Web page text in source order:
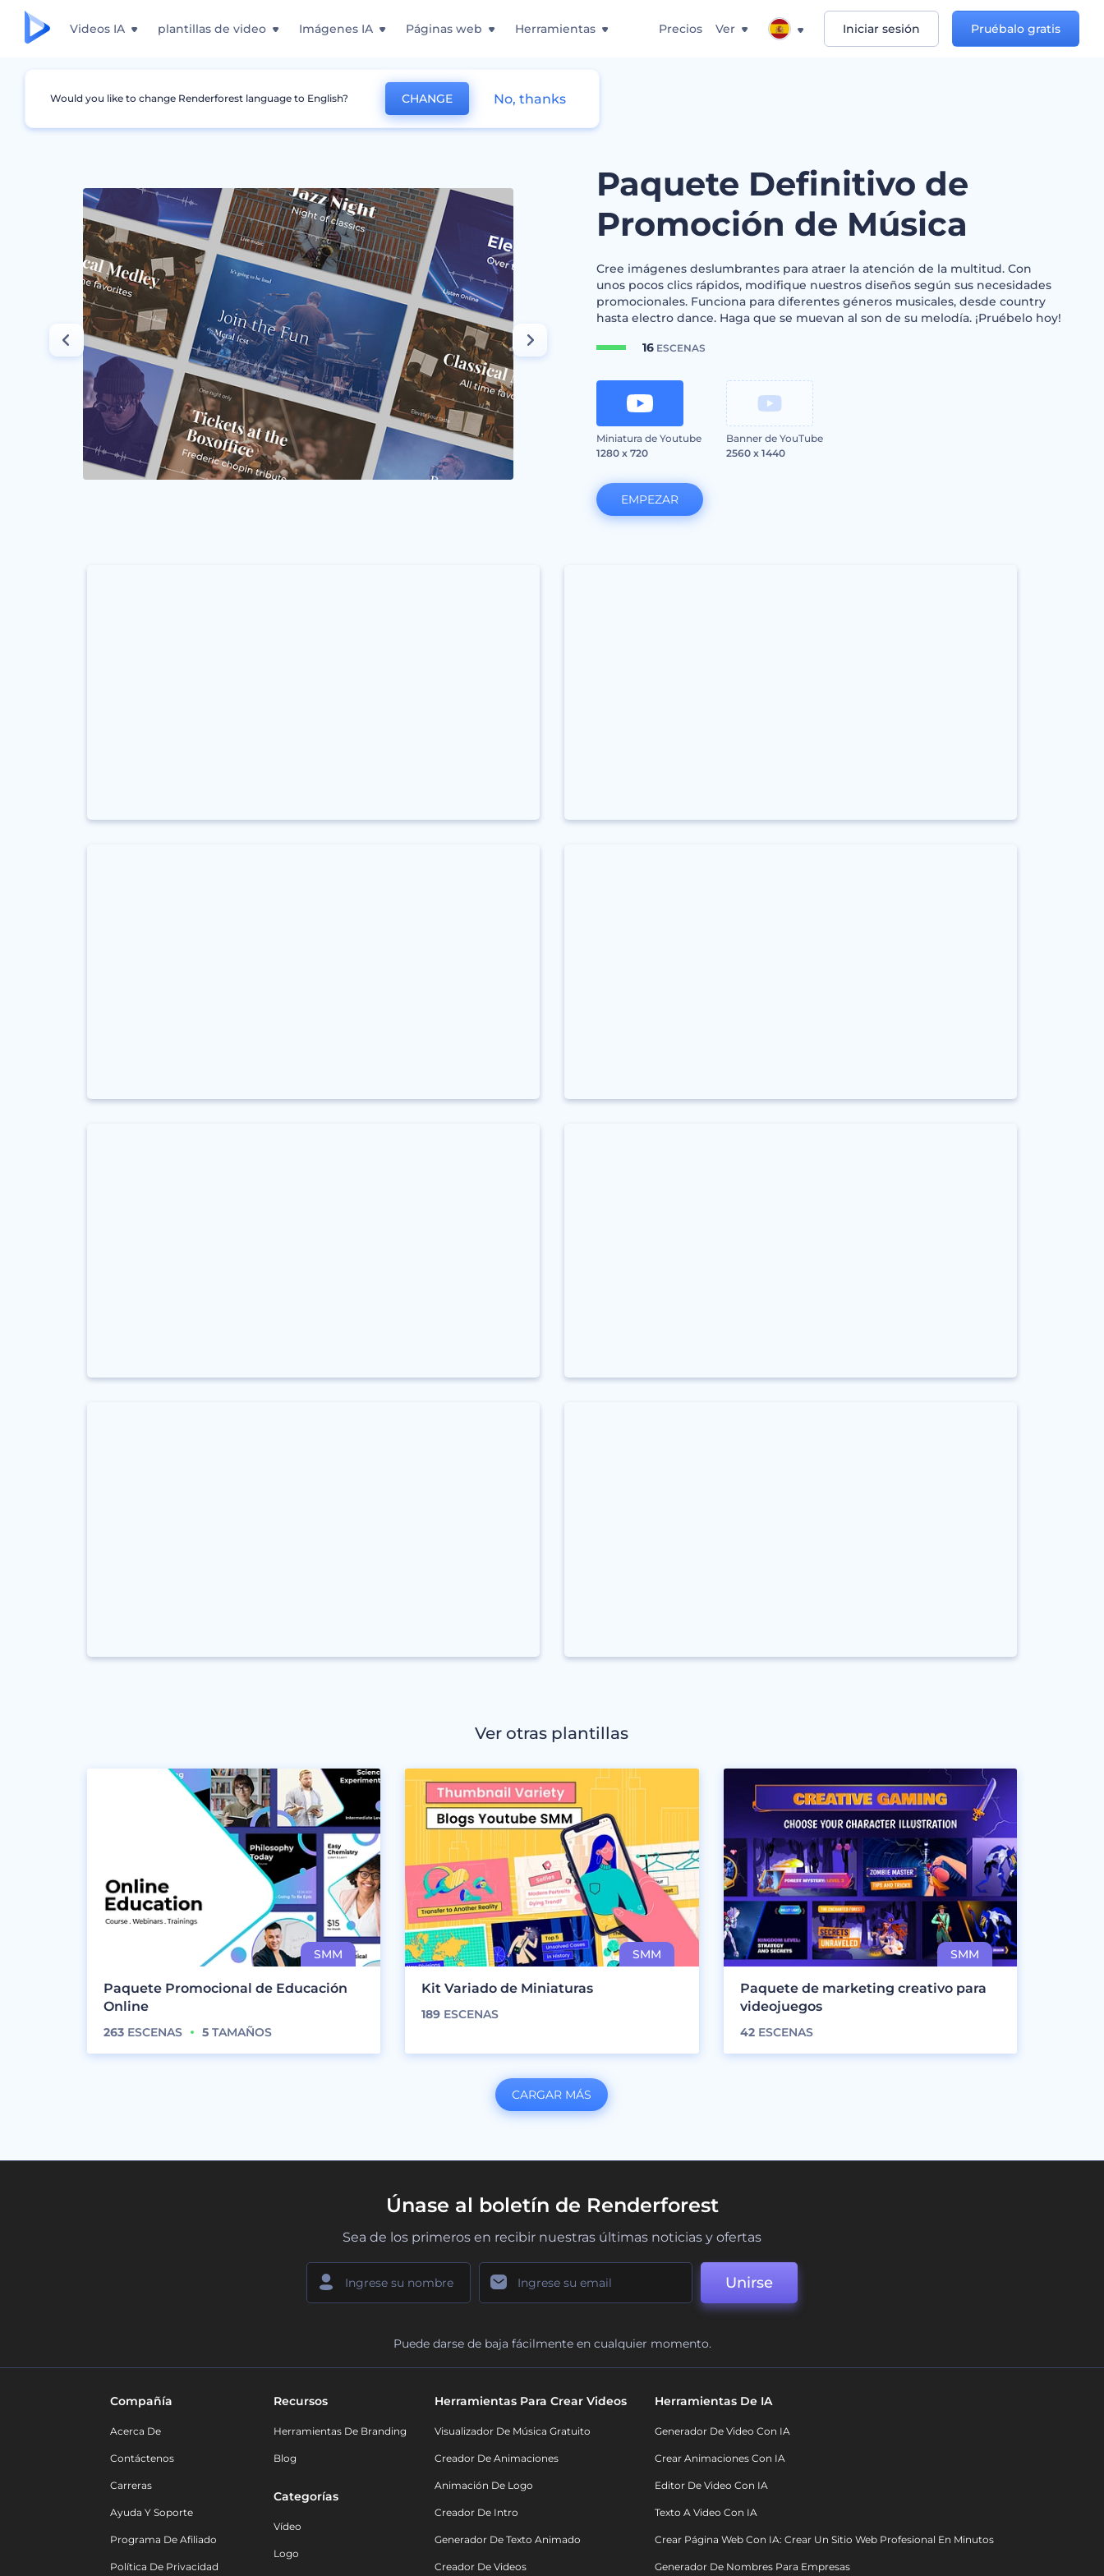
Videos IA plantillas de video Imágenes IA Páginas web Herramientas Precios Ver Iniciar sesión Pruébalo gratis
Gráficos Miniatura de YouTube Paquete Definitivo de Promoción de Música
Paquete Definitivo de
Promoción de Música
Cree imágenes deslumbrantes para atraer la atención de la multitud. Con
unos pocos clics rápidos, modifique nuestros diseños según sus necesidades
promocionales. Funciona para diferentes géneros musicales, desde country
hasta electro dance. Haga que se muevan al son de su melodía. ¡Pruébelo hoy!
16ESCENAS
Miniatura de Youtube
1280 x 720
Banner de YouTube
2560 x 1440
EMPEZAR
Ver otras plantillas
Paquete Promocional de Educación
Online
263 ESCENAS 5 TAMAÑOS
Kit Variado de Miniaturas
189 ESCENAS
Paquete de marketing creativo para
videojuegos
42ESCENAS
CARGAR MÁS
Únase al boletín de Renderforest
Sea de los primeros en recibir nuestras últimas noticias y ofertas
Unirse
Puede darse de baja fácilmente en cualquier momento.
Compañía
Acerca De
Contáctenos
Carreras
Ayuda Y Soporte
Programa De Afiliado
Política De Privacidad
Recursos
Herramientas De Branding
Blog
Categorías
Vídeo
Logo
Herramientas Para Crear Videos
Visualizador De Música Gratuito
Creador De Animaciones
Animación De Logo
Creador De Intro
Generador De Texto Animado
Creador De Videos
Herramientas De IA
Generador De Video Con IA
Crear Animaciones Con IA
Editor De Video Con IA
Texto A Video Con IA
Crear Página Web Con IA: Crear Un Sitio Web Profesional En Minutos
Generador De Nombres Para Empresas
Would you like to change Renderforest language to English? CHANGE No, thanks